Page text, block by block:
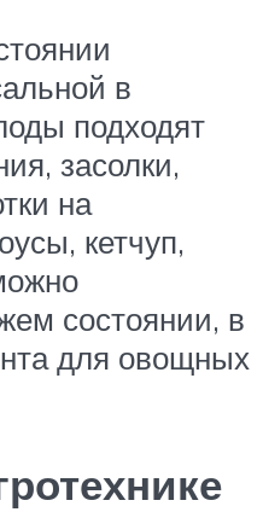
в
подходят
засолки,
на
кетчуп,
состоянии, в
для овощных